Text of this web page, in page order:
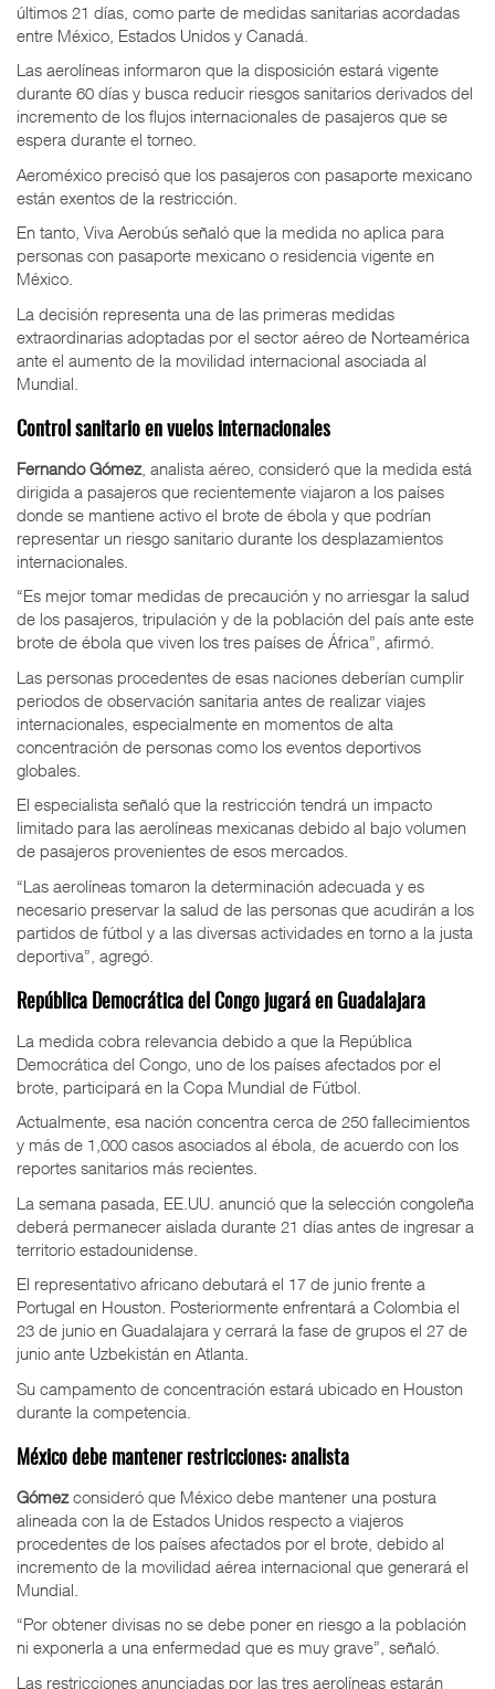
últimos 21 días, como parte de medidas sanitarias acordadas
entre México, Estados Unidos y Canadá.
Las aerolíneas informaron que la disposición estará vigente
durante 60 días y busca reducir riesgos sanitarios derivados del
incremento de los flujos internacionales de pasajeros que se
espera durante el torneo.
Aeroméxico precisó que los pasajeros con pasaporte mexicano
están exentos de la restricción.
En tanto, Viva Aerobús señaló que la medida no aplica para
personas con pasaporte mexicano o residencia vigente en
México.
La decisión representa una de las primeras medidas
extraordinarias adoptadas por el sector aéreo de Norteamérica
ante el aumento de la movilidad internacional asociada al
Mundial.
Control sanitario en vuelos internacionales
Fernando Gómez, analista aéreo, consideró que la medida está
dirigida a pasajeros que recientemente viajaron a los países
donde se mantiene activo el brote de ébola y que podrían
representar un riesgo sanitario durante los desplazamientos
internacionales.
“Es mejor tomar medidas de precaución y no arriesgar la salud
de los pasajeros, tripulación y de la población del país ante este
brote de ébola que viven los tres países de África”, afirmó.
Las personas procedentes de esas naciones deberían cumplir
periodos de observación sanitaria antes de realizar viajes
internacionales, especialmente en momentos de alta
concentración de personas como los eventos deportivos
globales.
El especialista señaló que la restricción tendrá un impacto
limitado para las aerolíneas mexicanas debido al bajo volumen
de pasajeros provenientes de esos mercados.
“Las aerolíneas tomaron la determinación adecuada y es
necesario preservar la salud de las personas que acudirán a los
partidos de fútbol y a las diversas actividades en torno a la justa
deportiva”, agregó.
República Democrática del Congo jugará en Guadalajara
La medida cobra relevancia debido a que la República
Democrática del Congo, uno de los países afectados por el
brote, participará en la Copa Mundial de Fútbol.
Actualmente, esa nación concentra cerca de 250 fallecimientos
y más de 1,000 casos asociados al ébola, de acuerdo con los
reportes sanitarios más recientes.
La semana pasada, EE.UU. anunció que la selección congoleña
deberá permanecer aislada durante 21 días antes de ingresar a
territorio estadounidense.
El representativo africano debutará el 17 de junio frente a
Portugal en Houston. Posteriormente enfrentará a Colombia el
23 de junio en Guadalajara y cerrará la fase de grupos el 27 de
junio ante Uzbekistán en Atlanta.
Su campamento de concentración estará ubicado en Houston
durante la competencia.
México debe mantener restricciones: analista
Gómezconsideró que México debe mantener una postura
alineada con la de Estados Unidos respecto a viajeros
procedentes de los países afectados por el brote, debido al
incremento de la movilidad aérea internacional que generará el
Mundial.
“Por obtener divisas no se debe poner en riesgo a la población
ni exponerla a una enfermedad que es muy grave”, señaló.
Las restricciones anunciadas por las tres aerolíneas estarán